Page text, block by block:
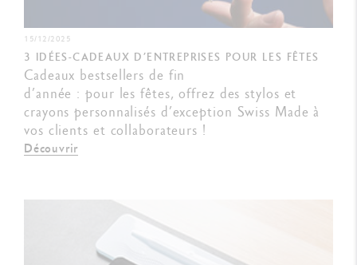
15/12/2025
3 IDÉES-CADEAUX D’ENTREPRISES POUR LES FÊTES
Cadeaux bestsellers de fin
d’année : pour les fêtes, offrez des stylos et
crayons personnalisés d’exception Swiss Made à
vos clients et collaborateurs !
Découvrir